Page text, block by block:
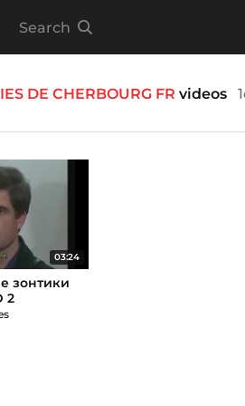
Search
DE CHERBOURG FR videos
03:24
зонтики
2